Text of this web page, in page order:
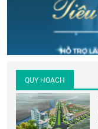
QUY HOẠCH